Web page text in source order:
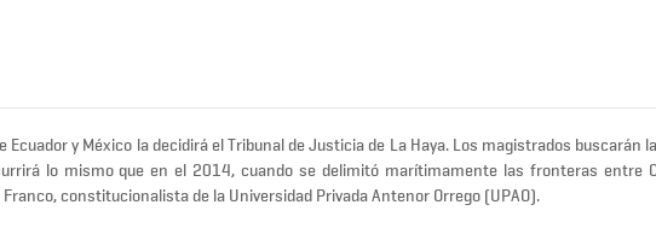
y México la decidirá el Tribunal de Justicia de La Haya. Los magistrados buscarán
lo mismo que en el 2014, cuando se delimitó marítimamente las fronteras entre
constitucionalista de la Universidad Privada Antenor Orrego (UPAO).